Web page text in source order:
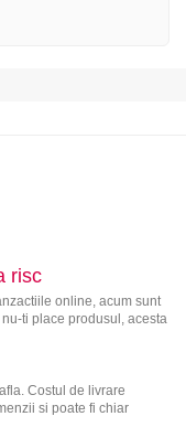
risc
online, acum sunt
ti place produsul, acesta
Costul de livrare
si poate fi chiar